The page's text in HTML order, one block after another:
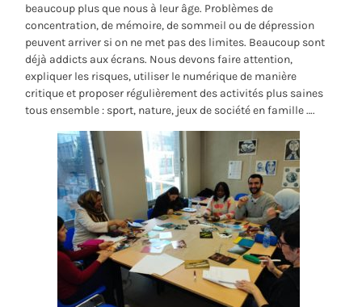
beaucoup plus que nous à leur âge. Problèmes de
concentration, de mémoire, de sommeil ou de dépression
peuvent arriver si on ne met pas des limites. Beaucoup sont
déjà addicts aux écrans. Nous devons faire attention,
expliquer les risques, utiliser le numérique de manière
critique et proposer régulièrement des activités plus saines
tous ensemble : sport, nature, jeux de société en famille ….